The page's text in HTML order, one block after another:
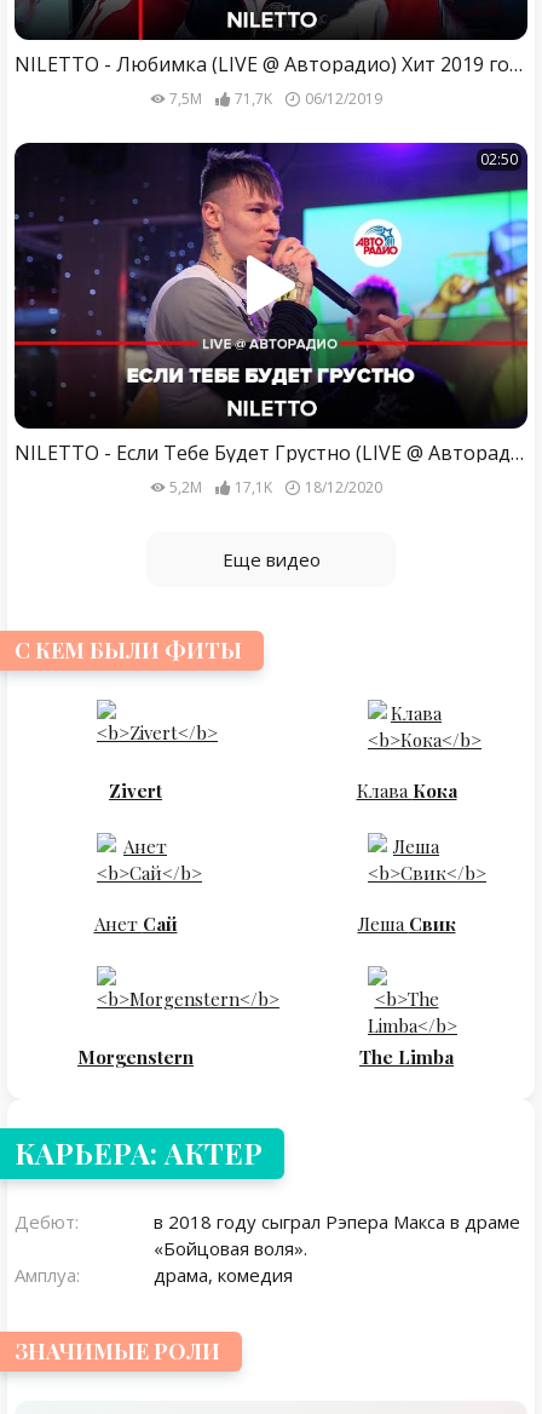
КАРЬЕРА: АКТЕР
Дебют:
в 2018 году сыграл Рэпера Макса в драме
«Бойцовая воля».
Амплуа:
драма, комедия
ЗНАЧИМЫЕ РОЛИ
NILETTO - Любимка (LIVE @ Авторадио) Хит 2019 года
7,5M 71,7K 06/12/2019
02:50
NILETTO - Если Тебе Будет Грустно (LIVE @ Авторадио)
5,2M 17,1K 18/12/2020
Еще видео
С КЕМ БЫЛИ ФИТЫ
Zivert Клава Кока
Анет Сай Леша Свик
Morgenstern The Limba